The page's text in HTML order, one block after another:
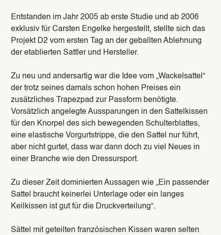
Entstanden im Jahr 2005 ab erste Studie und ab 2006
exklusiv für Carsten Engelke hergestellt, stellte sich das
Projekt D2 vom ersten Tag an der geballten Ablehnung
der etablierten Sattler und Hersteller.
Zu neu und andersartig war die Idee vom „Wackelsattel“
der trotz seines damals schon hohen Preises ein
zusätzliches Trapezpad zur Passform benötigte.
Vorsätzlich angelegte Aussparungen in den Sattelkissen
für den Knorpel des sich bewegenden Schulterblattes,
eine elastische Vorgurtstrippe, die den Sattel nur führt,
aber nicht gurtet, dass war dann doch zu viel Neues in
einer Branche wie den Dressursport.
Zu dieser Zeit dominierten Aussagen wie „Ein passender
Sattel braucht keinerlei Unterlage oder ein langes
Keilkissen ist gut für die Druckverteilung“.
Sättel mit geteilten französischen Kissen waren selten